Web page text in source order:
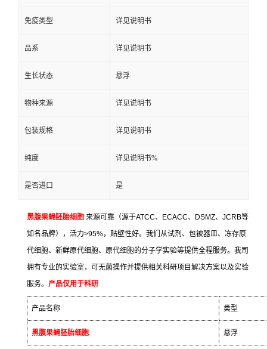
免疫类型 详见说明书
品系 详见说明书
生长状态 悬浮
物种来源 详见说明书
包装规格 详见说明书
纯度 详见说明书%
是否进口 是
黑腹果蝇胚胎细胞 来源可靠（源于ATCC、 ECACC、 DSMZ、 JCRB等
知名品牌），活力>95%，贴壁性好。我们从试剂、包被器皿、冻存原
代细胞、新鲜原代细胞、原代细胞的分子学实验等提供全程服务。我司
拥有专业的实验室，可无菌操作并提供相关科研项目解决方案以及实验
服务。 产品仅用于科研
产品名称 类型
黑腹果蝇胚胎细胞 悬浮